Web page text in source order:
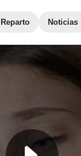
Reparto Noticias